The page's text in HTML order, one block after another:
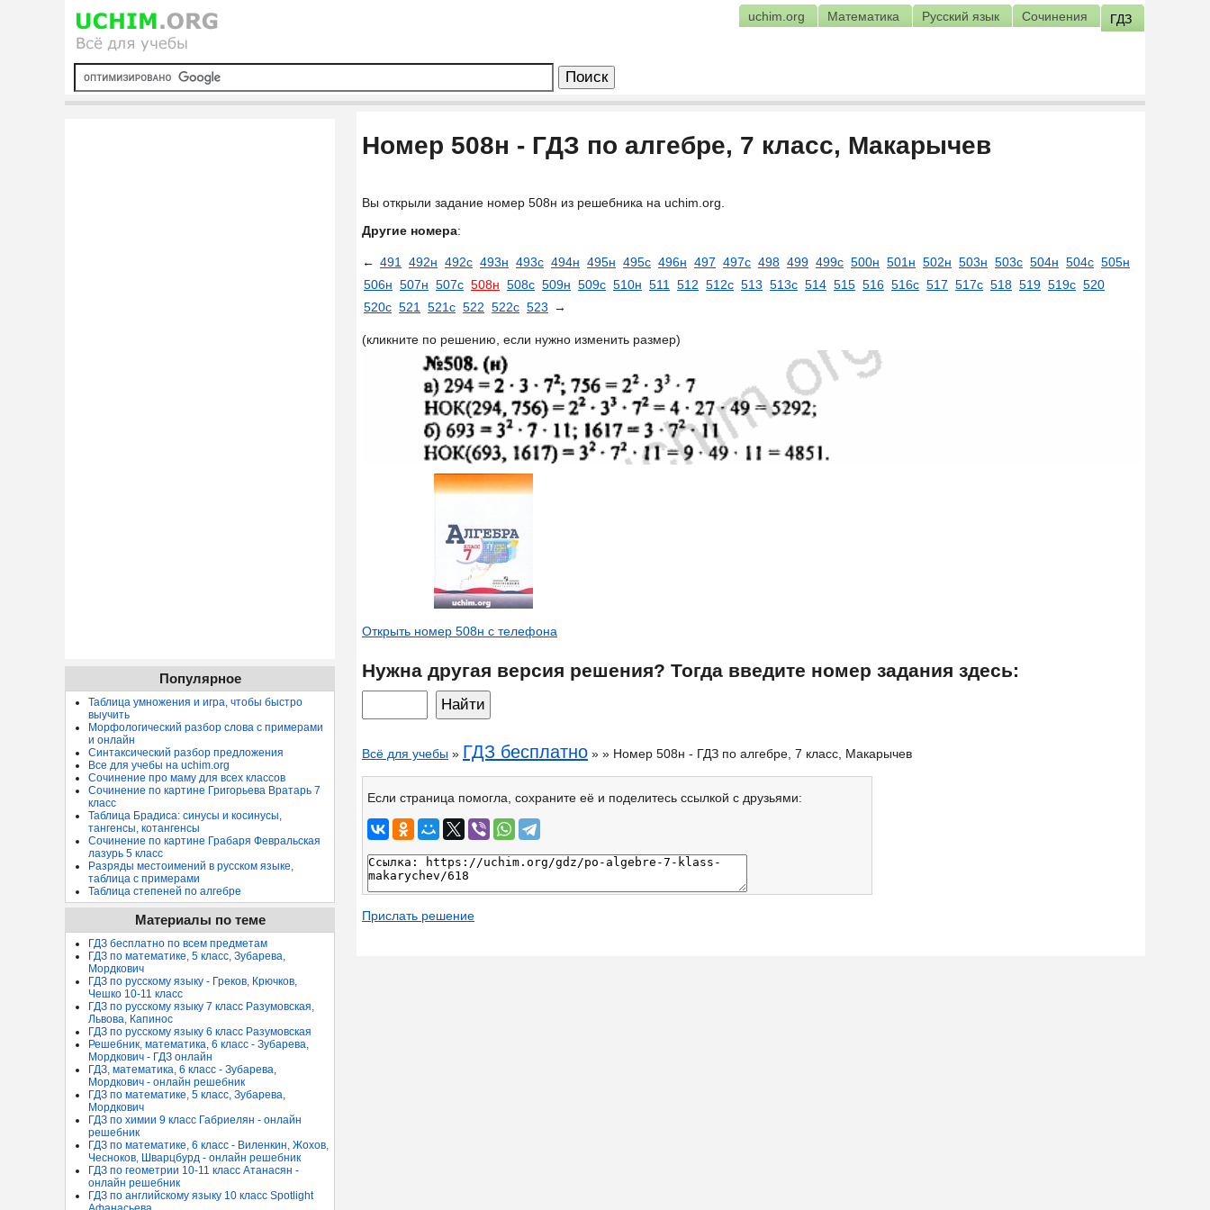
uchim.org Математика Русский язык Сочинения ГДЗ
Номер 508н - ГДЗ по алгебре, 7 класс, Макарычев
Вы открыли задание номер 508н из решебника на uchim.org.
Другие номера:
← 491 492н 492с 493н 493с 494н 495н 495с 496н 497 497с 498 499 499с 500н 501н 502н 503н 503с 504н 504с 505н
506н 507н 507с 508н 508с 509н 509с 510н 511 512 512с 513 513с 514 515 516 516с 517 517с 518 519 519с 520
520с 521 521с 522 522с 523 →
(кликните по решению, если нужно изменить размер)
Открыть номер 508н с телефона
Нужна другая версия решения? Тогда введите номер задания здесь:
Всё для учебы » ГДЗ бесплатно » » Номер 508н - ГДЗ по алгебре, 7 класс, Макарычев
Если страница помогла, сохраните её и поделитесь ссылкой с друзьями:
Прислать решение
Популярное
Таблица умножения и игра, чтобы быстро
выучить
Морфологический разбор слова с примерами
и онлайн
Синтаксический разбор предложения
Все для учебы на uchim.org
Сочинение про маму для всех классов
Сочинение по картине Григорьева Вратарь 7
класс
Таблица Брадиса: синусы и косинусы,
тангенсы, котангенсы
Сочинение по картине Грабаря Февральская
лазурь 5 класс
Разряды местоимений в русском языке,
таблица с примерами
Таблица степеней по алгебре
Материалы по теме
ГДЗ бесплатно по всем предметам
ГДЗ по математике, 5 класс, Зубарева,
Мордкович
ГДЗ по русскому языку - Греков, Крючков,
Чешко 10-11 класс
ГДЗ по русскому языку 7 класс Разумовская,
Львова, Капинос
ГДЗ по русскому языку 6 класс Разумовская
Решебник, математика, 6 класс - Зубарева,
Мордкович - ГДЗ онлайн
ГДЗ, математика, 6 класс - Зубарева,
Мордкович - онлайн решебник
ГДЗ по математике, 5 класс, Зубарева,
Мордкович
ГДЗ по химии 9 класс Габриелян - онлайн
решебник
ГДЗ по математике, 6 класс - Виленкин, Жохов,
Чесноков, Шварцбурд - онлайн решебник
ГДЗ по геометрии 10-11 класс Атанасян -
онлайн решебник
ГДЗ по английскому языку 10 класс Spotlight